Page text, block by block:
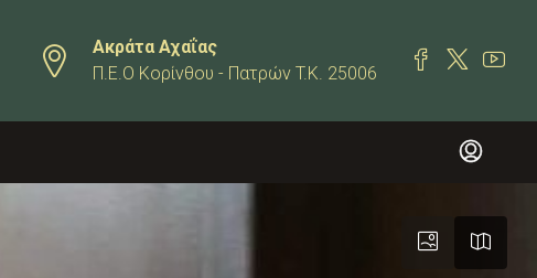
Ακράτα Αχαΐας
Π.Ε.Ο Κορίνθου - Πατρών T.K. 25006